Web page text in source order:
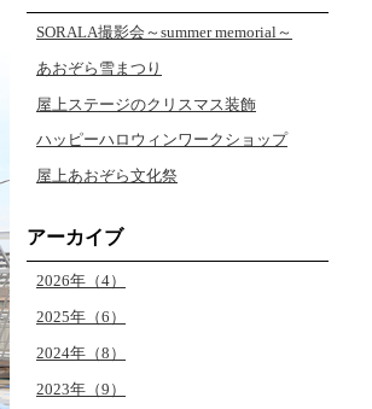
SORALA撮影会～summer memorial～
あおぞら雪まつり
屋上ステージのクリスマス装飾
ハッピーハロウィンワークショップ
屋上あおぞら文化祭
アーカイブ
2026年（4）
2025年（6）
2024年（8）
2023年（9）